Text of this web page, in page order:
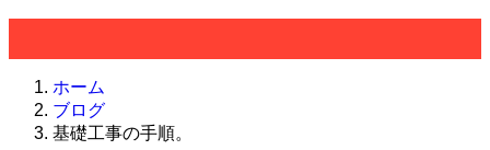
ホーム
ブログ
基礎工事の手順。